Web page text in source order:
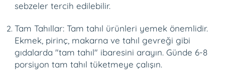
sebzeler tercih edilebilir.
Tam Tahıllar: Tam tahıl ürünleri yemek önemlidir.
Ekmek, pirinç, makarna ve tahıl gevreği gibi
gıdalarda "tam tahıl" ibaresini arayın. Günde 6-8
porsiyon tam tahıl tüketmeye çalışın.